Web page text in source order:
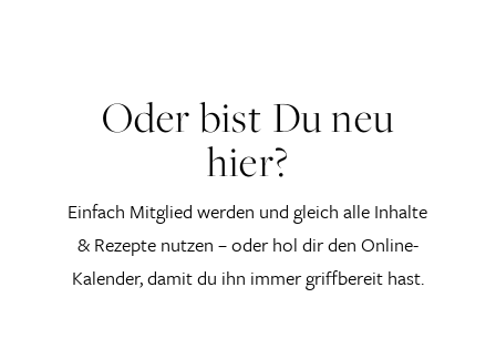
Oder bist Du neu
hier?
Einfach Mitglied werden und gleich alle Inhalte
& Rezepte nutzen – oder hol dir den Online-
Kalender, damit du ihn immer griffbereit hast.